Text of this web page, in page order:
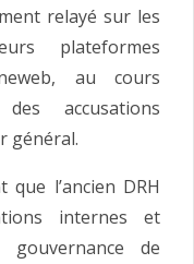
relayé sur les
plateformes
au cours
accusations
général.
l’ancien DRH
internes et
de